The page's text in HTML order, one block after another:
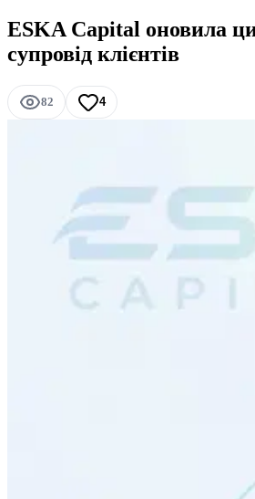
ESKA Capital оновила
супровід клієнтів
82 4